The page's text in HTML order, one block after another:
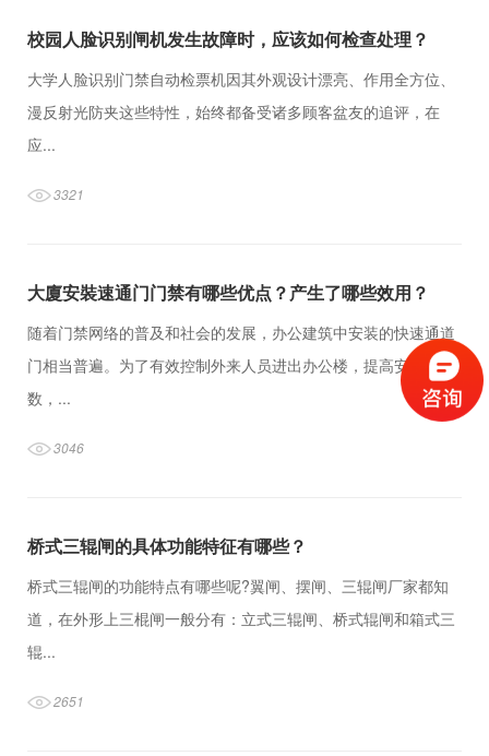
校园人脸识别闸机发生故障时，应该如何检查处理？
大学人脸识别门禁自动检票机因其外观设计漂亮、作用全方位、
漫反射光防夹这些特性，始终都备受诸多顾客盆友的追评，在
应...
3321
大廈安裝速通门门禁有哪些优点？产生了哪些效用？
随着门禁网络的普及和社会的发展，办公建筑中安装的快速通道
门相当普遍。为了有效控制外来人员进出办公楼，提高安全系
数，...
3046
桥式三辊闸的具体功能特征有哪些？
桥式三辊闸的功能特点有哪些呢?翼闸、摆闸、三辊闸厂家都知
道，在外形上三棍闸一般分有：立式三辊闸、桥式辊闸和箱式三
辊...
2651